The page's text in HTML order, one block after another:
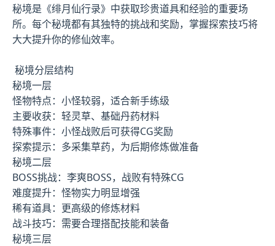
秘境是《绯月仙行录》中获取珍贵道具和经验的重要场
所。每个秘境都有其独特的挑战和奖励，掌握探索技巧将
大大提升你的修仙效率。
秘境分层结构
秘境一层
怪物特点：小怪较弱，适合新手练级
主要收获：轻灵草、基础丹药材料
特殊事件：小怪战败后可获得CG奖励
探索提示：多采集草药，为后期修炼做准备
秘境二层
BOSS挑战：李爽BOSS，战败有特殊CG
难度提升：怪物实力明显增强
稀有道具：更高级的修炼材料
战斗技巧：需要合理搭配技能和装备
秘境三层